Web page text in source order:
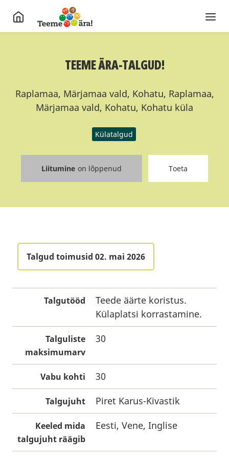
TEEME ÄRA-TALGUD!
Raplamaa, Märjamaa vald, Kohatu, Raplamaa,
Märjamaa vald, Kohatu, Kohatu küla
Külatalgud
Liitumine on lõppenud Toeta
Talgud toimusid 02. mai 2026
Talgutööd
Teede äärte koristus.
Külaplatsi korrastamine.
Talguliste
maksimumarv
30
Vabu kohti 30
Talgujuht Piret Karus-Kivastik
Keeled mida
talgujuht räägib
Eesti, Vene, Inglise